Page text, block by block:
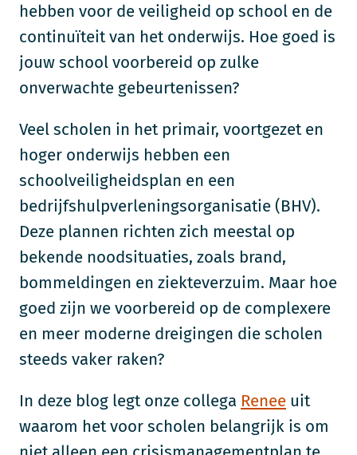
hebben voor de veiligheid op school en de
continuïteit van het onderwijs. Hoe goed is
jouw school voorbereid op zulke
onverwachte gebeurtenissen?
Veel scholen in het primair, voortgezet en
hoger onderwijs hebben een
schoolveiligheidsplan en een
bedrijfshulpverleningsorganisatie (BHV).
Deze plannen richten zich meestal op
bekende noodsituaties, zoals brand,
bommeldingen en ziekteverzuim. Maar hoe
goed zijn we voorbereid op de complexere
en meer moderne dreigingen die scholen
steeds vaker raken?
In deze blog legt onze collega Renee uit
waarom het voor scholen belangrijk is om